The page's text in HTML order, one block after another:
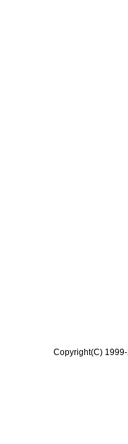
Copyright(C)